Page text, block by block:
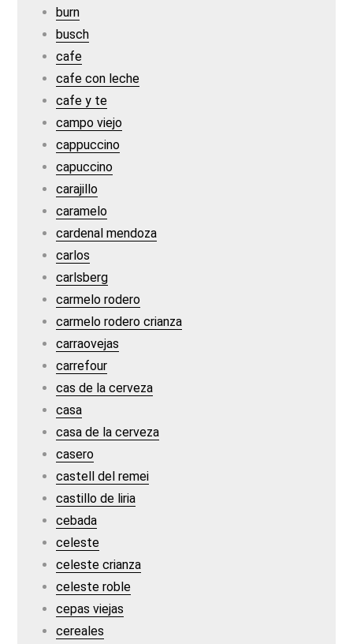
burn
busch
cafe
cafe con leche
cafe y te
campo viejo
cappuccino
capuccino
carajillo
caramelo
cardenal mendoza
carlos
carlsberg
carmelo rodero
carmelo rodero crianza
carraovejas
carrefour
cas de la cerveza
casa
casa de la cerveza
casero
castell del remei
castillo de liria
cebada
celeste
celeste crianza
celeste roble
cepas viejas
cereales